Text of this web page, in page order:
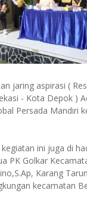
jaring aspirasi (
- Kota Depok )
Persada Mandiri
ini juga di
PK Golkar
Karang
kecamatan